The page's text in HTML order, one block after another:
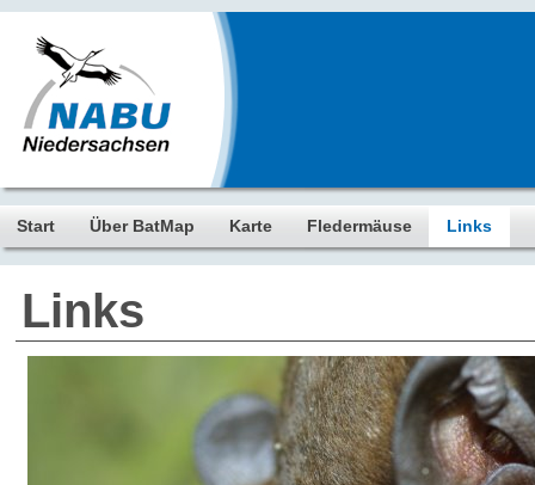
Start Über BatMap Karte Fledermäuse Links
Links